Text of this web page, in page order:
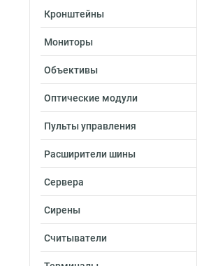
Кронштейны
Мониторы
Объективы
Оптические модули
Пульты управления
Расширители шины
Сервера
Сирены
Считыватели